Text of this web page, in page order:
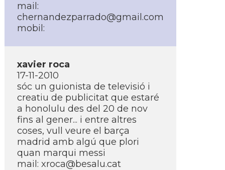
mail:
chernandezparrado@gmail.com
mobil:
xavier roca
17-11-2010
sóc un guionista de televisió i
creatiu de publicitat que estaré
a honolulu des del 20 de nov
fins al gener... i entre altres
coses, vull veure el barça
madrid amb algú que plori
quan marqui messi
mail: xroca@besalu.cat